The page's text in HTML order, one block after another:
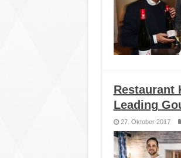
Restaurant
Leading
27. Oktober 2017